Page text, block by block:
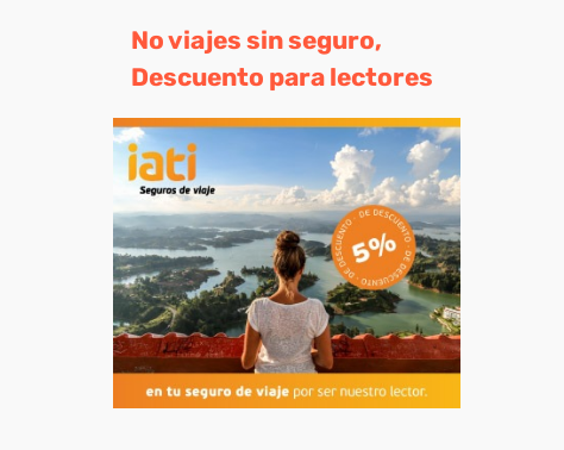
No viajes sin seguro,
Descuento para lectores